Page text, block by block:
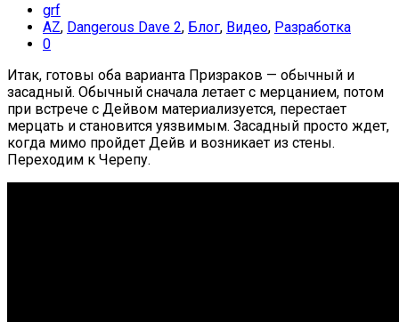
grf
AZ, Dangerous Dave 2, Блог, Видео, Разработка
0
Итак, готовы оба варианта Призраков — обычный и
засадный. Обычный сначала летает с мерцанием, потом
при встрече с Дейвом материализуется, перестает
мерцать и становится уязвимым. Засадный просто ждет,
когда мимо пройдет Дейв и возникает из стены.
Переходим к Черепу.